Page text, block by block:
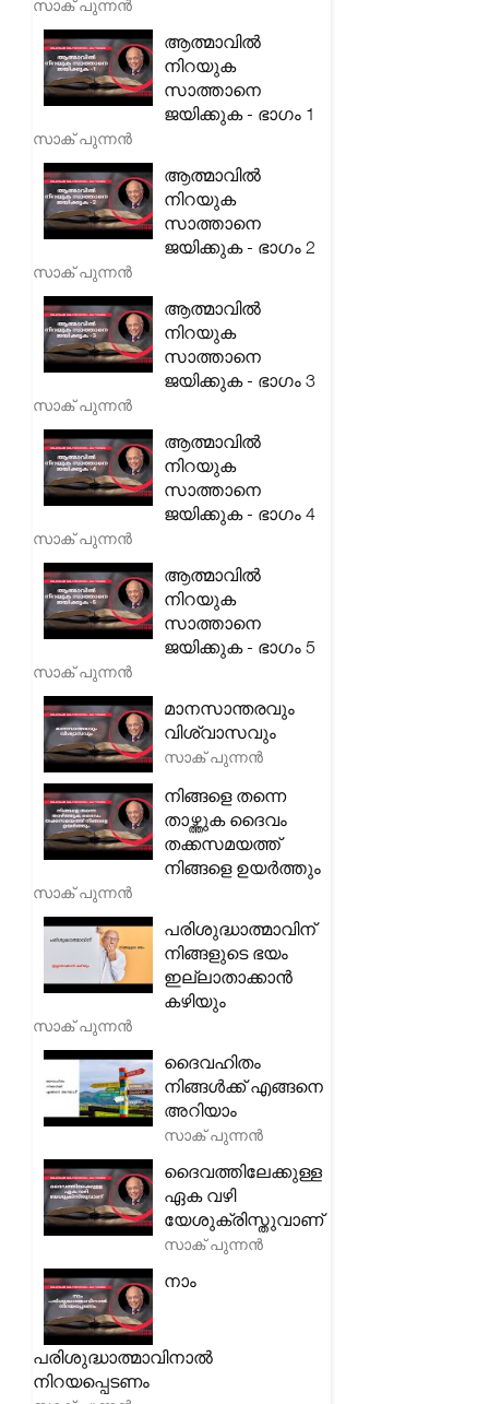
സാക് പുന്നൻ
ആത്മാവിൽ
നിറയുക
സാത്താനെ
ജയിക്കുക - ഭാഗം 1
സാക് പുന്നൻ
ആത്മാവിൽ
നിറയുക
സാത്താനെ
ജയിക്കുക - ഭാഗം 2
സാക് പുന്നൻ
ആത്മാവിൽ
നിറയുക
സാത്താനെ
ജയിക്കുക - ഭാഗം 3
സാക് പുന്നൻ
ആത്മാവിൽ
നിറയുക
സാത്താനെ
ജയിക്കുക - ഭാഗം 4
സാക് പുന്നൻ
ആത്മാവിൽ
നിറയുക
സാത്താനെ
ജയിക്കുക - ഭാഗം 5
സാക് പുന്നൻ
മാനസാന്തരവും
വിശ്വാസവും
സാക് പുന്നൻ
നിങ്ങളെ തന്നെ
താഴ്ത്തുക ദൈവം
തക്കസമയത്ത്
നിങ്ങളെ ഉയർത്തും
സാക് പുന്നൻ
പരിശുദ്ധാത്മാവിന്
നിങ്ങളുടെ ഭയം
ഇല്ലാതാക്കാൻ
കഴിയും
സാക് പുന്നൻ
ദൈവഹിതം
നിങ്ങൾക്ക് എങ്ങനെ
അറിയാം
സാക് പുന്നൻ
ദൈവത്തിലേക്കുള്ള
ഏക വഴി
യേശുക്രിസ്തുവാണ്
സാക് പുന്നൻ
നാം
പരിശുദ്ധാത്മാവിനാൽ
നിറയപ്പെടണം